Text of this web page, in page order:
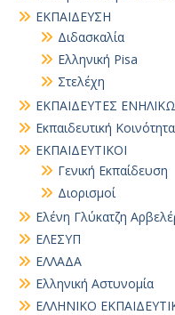
ΕΚΠΑΙΔΕΥΣΗ
Διδασκαλία
Ελληνική Pisa
Στελέχη
ΕΚΠΑΙΔΕΥΤΕΣ
Εκπαιδευτική Κοινότητα
ΕΚΠΑΙΔΕΥΤΙΚΟΙ
Γενική Εκπαίδευση
Διορισμοί
Ελένη Γλύκατζη
ΕΛΕΣΥΠ
ΕΛΛΑΔΑ
Ελληνική Αστυνομία
ΕΛΛΗΝΙΚΟ